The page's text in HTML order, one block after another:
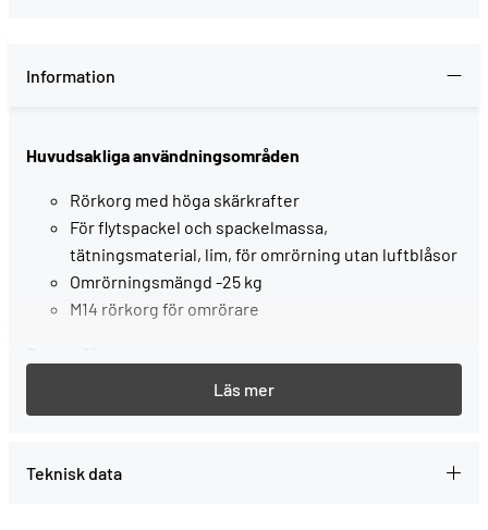
Information
Huvudsakliga användningsområden
Rörkorg med höga skärkrafter
För flytspackel och spackelmassa,
tätningsmaterial, lim, för omrörning utan luftblåsor
Omrörningsmängd -25 kg
M14 rörkorg för omrörare
för MX 1000, MX 1000/2, MXP 800, MXP 1000, MXP
Teknisk data